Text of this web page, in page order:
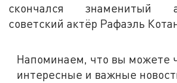
скончался знаменитый
советский актёр Рафаэль
Напоминаем, что вы можете
интересные и важные